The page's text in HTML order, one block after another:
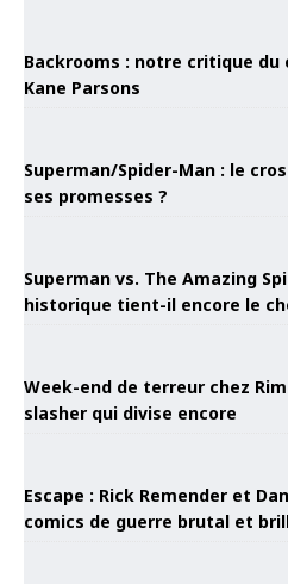
Backrooms : notre critique du
Kane Parsons
Superman/Spider-Man : le
ses promesses ?
Superman vs. The Amazing
historique tient-il encore le
Week-end de terreur chez
slasher qui divise encore
Escape : Rick Remender et
comics de guerre brutal et